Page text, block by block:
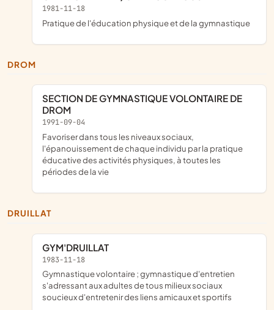
1981-11-18
pratique de l'éducation physique et de la gymnastique
DROM
SECTION DE GYMNASTIQUE VOLONTAIRE DE
DROM
1991-09-04
favoriser dans tous les niveaux sociaux,
l'épanouissement de chaque individu par la pratique
éducative des activités physiques, à toutes les
périodes de la vie
DRUILLAT
GYM'DRUILLAT
1983-11-18
gymnastique volontaire ; gymnastique d'entretien
s'adressant aux adultes de tous milieux sociaux
soucieux d'entretenir des liens amicaux et sportifs